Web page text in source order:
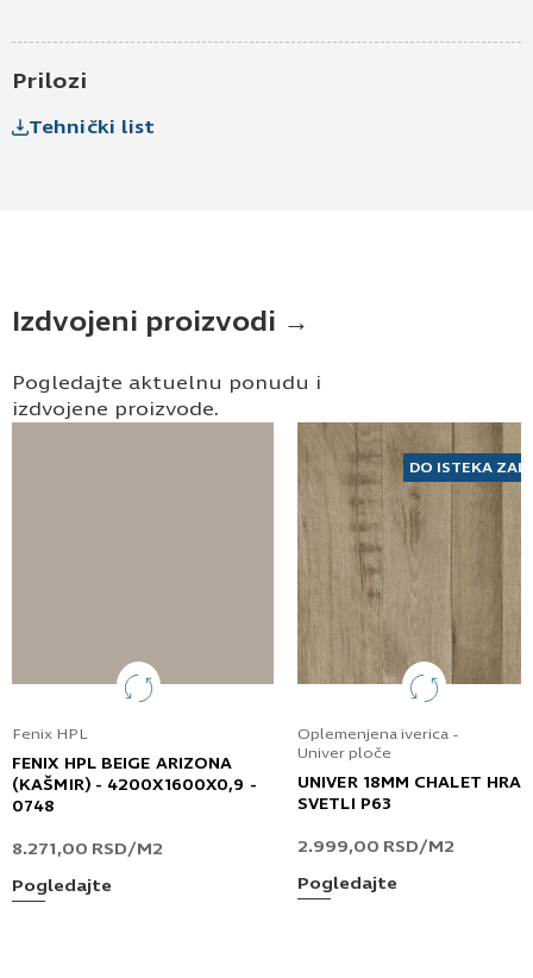
Prilozi
Tehnički list
Izdvojeni proizvodi →
Pogledajte aktuelnu ponudu i
izdvojene proizvode.
Fenix HPL
FENIX HPL BEIGE ARIZONA
(KAŠMIR) - 4200X1600X0,9 -
0748
8.271,00 RSD/M2
Pogledajte
DO ISTEKA
Oplemenjena iverica -
Univer ploče
UNIVER 18MM CHALET
SVETLI P63
2.999,00 RSD/M2
Pogledajte